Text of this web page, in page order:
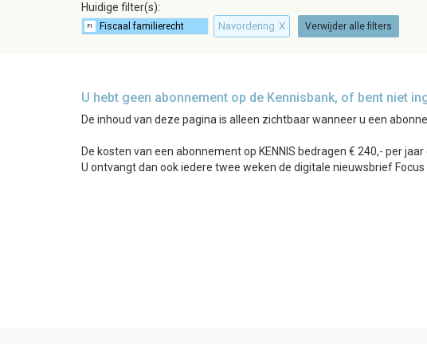
Huidige filter(s):
Navordering X Verwijder alle filters
U hebt geen abonnement op de Kennisbank, of bent niet
De inhoud van deze pagina is alleen zichtbaar wanneer u een
De kosten van een abonnement op KENNIS bedragen € 240,- per
U ontvangt dan ook iedere twee weken de digitale nieuwsbrief Focus